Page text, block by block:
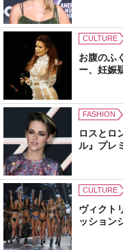
CULTURE
お腹のふ
ー、妊娠
FASHION
ロスとロ
ル』プレ
CULTURE
ヴィクト
ッション